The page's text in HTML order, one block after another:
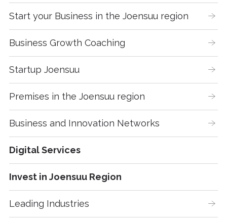
Start your Business in the Joensuu region
Business Growth Coaching
Startup Joensuu
Premises in the Joensuu region
Business and Innovation Networks
Digital Services
Invest in Joensuu Region
Leading Industries